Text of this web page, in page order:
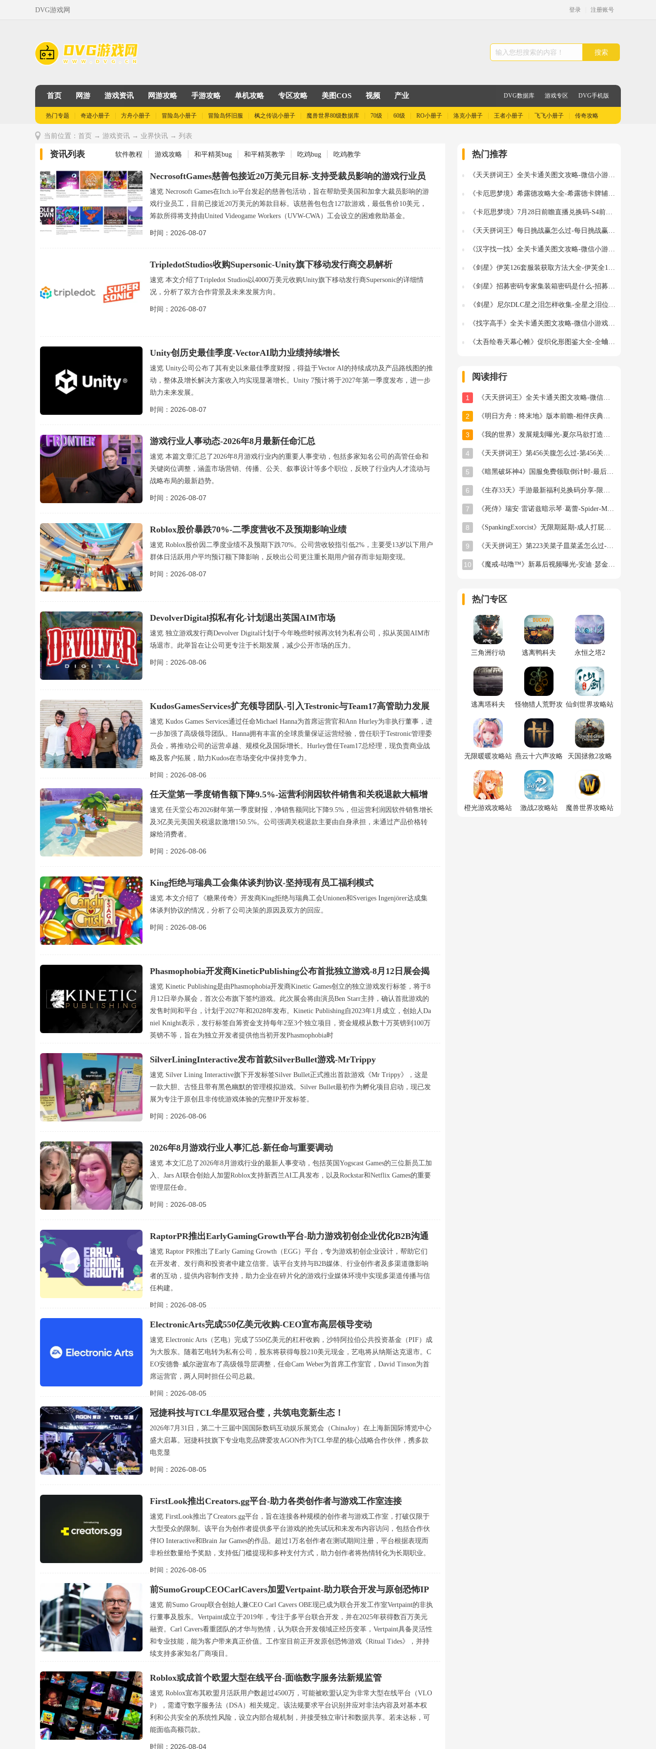
DVG游戏网 登录 注册账号
搜索
首页 网游 游戏资讯 网游攻略 手游攻略 单机攻略 专区攻略 美图COS 视频 产业 DVG数据库 游戏专区 DVG手机版
热门专题 奇迹小册子 方舟小册子 冒险岛小册子 冒险岛怀旧服 枫之传说小册子 魔兽世界80级数据库 70级 60级 RO小册子 洛克小册子 王者小册子 飞飞小册子 传奇攻略
当前位置： 首页 → 游戏资讯 → 业界快讯 → 列表
资讯列表 软件教程 游戏攻略 和平精英bug 和平精英教学 吃鸡bug 吃鸡教学
NecrosoftGames慈善包接近20万美元目标-支持受裁员影响的游戏行业员
工
速览 Necrosoft Games在Itch.io平台发起的慈善包活动，旨在帮助受美国和加拿大裁员影响的游
戏行业员工，目前已接近20万美元的筹款目标。该慈善包包含127款游戏，最低售价10美元，
筹款所得将支持由United Videogame Workers（UVW-CWA）工会设立的困难救助基金。
时间：2026-08-07
TripledotStudios收购Supersonic-Unity旗下移动发行商交易解析
速览 本文介绍了Tripledot Studios以4000万美元收购Unity旗下移动发行商Supersonic的详细情
况，分析了双方合作背景及未来发展方向。
时间：2026-08-07
Unity创历史最佳季度-VectorAI助力业绩持续增长
速览 Unity公司公布了其有史以来最佳季度财报，得益于Vector AI的持续成功及产品路线图的推
动，整体及增长解决方案收入均实现显著增长。Unity 7预计将于2027年第一季度发布，进一步
助力未来发展。
时间：2026-08-07
游戏行业人事动态-2026年8月最新任命汇总
速览 本篇文章汇总了2026年8月游戏行业内的重要人事变动，包括多家知名公司的高管任命和
关键岗位调整，涵盖市场营销、传播、公关、叙事设计等多个职位，反映了行业内人才流动与
战略布局的最新趋势。
时间：2026-08-07
Roblox股价暴跌70%-二季度营收不及预期影响业绩
速览 Roblox股价因二季度业绩不及预期下跌70%。公司营收较指引低2%，主要受13岁以下用户
群体日活跃用户平均预订额下降影响，反映出公司更注重长期用户留存而非短期变现。
时间：2026-08-07
DevolverDigital拟私有化-计划退出英国AIM市场
速览 独立游戏发行商Devolver Digital计划于今年晚些时候再次转为私有公司，拟从英国AIM市
场退市。此举旨在让公司更专注于长期发展，减少公开市场的压力。
时间：2026-08-06
KudosGamesServices扩充领导团队-引入Testronic与Team17高管助力发展
速览 Kudos Games Services通过任命Michael Hanna为首席运营官和Ann Hurley为非执行董事，进
一步加强了高级领导团队。Hanna拥有丰富的全球质量保证运营经验，曾任职于Testronic管理委
员会，将推动公司的运营卓越、规模化及国际增长。Hurley曾任Team17总经理，现负责商业战
略及客户拓展，助力Kudos在市场变化中保持竞争力。
时间：2026-08-06
任天堂第一季度销售额下降9.5%-运营利润因软件销售和关税退款大幅增
长
速览 任天堂公布2026财年第一季度财报，净销售额同比下降9.5%，但运营利润因软件销售增长
及3亿美元美国关税退款激增150.5%。公司强调关税退款主要由自身承担，未通过产品价格转
嫁给消费者。
时间：2026-08-06
King拒绝与瑞典工会集体谈判协议-坚持现有员工福利模式
速览 本文介绍了《糖果传奇》开发商King拒绝与瑞典工会Unionen和Sveriges Ingenjörer达成集
体谈判协议的情况，分析了公司决策的原因及双方的回应。
时间：2026-08-06
Phasmophobia开发商KineticPublishing公布首批独立游戏-8月12日展会揭
晓
速览 Kinetic Publishing是由Phasmophobia开发商Kinetic Games创立的独立游戏发行标签，将于8
月12日举办展会，首次公布旗下签约游戏。此次展会将由演员Ben Starr主持，确认首批游戏的
发售时间和平台，计划于2027年和2028年发布。Kinetic Publishing自2023年1月成立，创始人Da
niel Knight表示，发行标签自筹资金支持每年2至3个独立项目，资金规模从数十万英镑到100万
英镑不等，旨在为独立开发者提供他当初开发Phasmophobia时
SilverLiningInteractive发布首款SilverBullet游戏-MrTrippy
速览 Silver Lining Interactive旗下开发标签Silver Bullet正式推出首款游戏《Mr Trippy》，这是
一款大胆、古怪且带有黑色幽默的管理模拟游戏。Silver Bullet最初作为孵化项目启动，现已发
展为专注于原创且非传统游戏体验的完整IP开发标签。
时间：2026-08-06
2026年8月游戏行业人事汇总-新任命与重要调动
速览 本文汇总了2026年8月游戏行业的最新人事变动，包括英国Yogscast Games的三位新员工加
入、Jars AI联合创始人加盟Roblox支持新西兰AI工具发布，以及Rockstar和Netflix Games的重要
管理层任命。
时间：2026-08-05
RaptorPR推出EarlyGamingGrowth平台-助力游戏初创企业优化B2B沟通
速览 Raptor PR推出了Early Gaming Growth（EGG）平台，专为游戏初创企业设计，帮助它们
在开发者、发行商和投资者中建立信誉。该平台支持与B2B媒体、行业创作者及多渠道微影响
者的互动，提供内容制作支持，助力企业在碎片化的游戏行业媒体环境中实现多渠道传播与信
任构建。
时间：2026-08-05
ElectronicArts完成550亿美元收购-CEO宣布高层领导变动
速览 Electronic Arts（艺电）完成了550亿美元的杠杆收购，沙特阿拉伯公共投资基金（PIF）成
为大股东。随着艺电转为私有公司，股东将获得每股210美元现金，艺电将从纳斯达克退市。C
EO安德鲁·威尔逊宣布了高级领导层调整，任命Cam Weber为首席工作室官，David Tinson为首
席运营官，两人同时担任公司总裁。
时间：2026-08-05
冠捷科技与TCL华星双冠合璧，共筑电竞新生态！
2026年7月31日，第二十三届中国国际数码互动娱乐展览会（ChinaJoy）在上海新国际博览中心
盛大启幕。冠捷科技旗下专业电竞品牌爱攻AGON作为TCL华星的核心战略合作伙伴，携多款
电竞显
时间：2026-08-05
FirstLook推出Creators.gg平台-助力各类创作者与游戏工作室连接
速览 FirstLook推出了Creators.gg平台，旨在连接各种规模的创作者与游戏工作室，打破仅限于
大型受众的限制。该平台为创作者提供多平台游戏的抢先试玩和未发布内容访问，包括合作伙
伴IO Interactive和Brain Jar Games的作品。超过1万名创作者在测试期间注册，平台根据表现而
非粉丝数量给予奖励，支持低门槛提现和多种支付方式，助力创作者将热情转化为长期职业。
时间：2026-08-05
前SumoGroupCEOCarlCavers加盟Vertpaint-助力联合开发与原创恐怖IP
速览 前Sumo Group联合创始人兼CEO Carl Cavers OBE现已成为联合开发工作室Vertpaint的非执
行董事及股东。Vertpaint成立于2019年，专注于多平台联合开发，并在2025年获得数百万美元
融资。Carl Cavers看重团队的才华与热情，认为联合开发领域正经历变革，Vertpaint具备灵活性
和专业技能，能为客户带来真正价值。工作室目前正开发原创恐怖游戏《Ritual Tides》，并持
续支持多家知名厂商项目。
Roblox或成首个欧盟大型在线平台-面临数字服务法新规监管
速览 Roblox宣布其欧盟月活跃用户数超过4500万，可能被欧盟认定为非常大型在线平台（VLO
P），需遵守数字服务法（DSA）相关规定。该法规要求平台识别并应对非法内容及对基本权
利和公共安全的系统性风险，设立内部合规机制，并接受独立审计和数据共享。若未达标，可
能面临高额罚款。
时间：2026-08-04
热门推荐
《天天拼词王》全关卡通关图文攻略-微信小游戏最新最全关卡通关图文攻略
《卡厄思梦境》希露德攻略大全-希露德卡牌辅战潜能记忆碎片图文攻略
《卡厄思梦境》7月28日前瞻直播兑换码-S4前瞻直播兑换码
《天天拼词王》每日挑战赢怎么过-每日挑战赢找出16个常用字图文攻略
《汉字找一找》全关卡通关图文攻略-微信小游戏最新最全关卡图文攻略
《剑星》伊芙126套服装获取方法大全-伊芙全126套服装图鉴及获得方法大全
《剑星》招募密码专家集装箱密码是什么-招募密码专家任务流程图文攻略
《剑星》尼尔DLC星之泪怎样收集-全星之泪位置图文攻略
《找字高手》全关卡通关图文攻略-微信小游戏最新最全关卡图文攻略
《太吾绘卷天幕心帷》促织化形图鉴大全-全蛐蛐化形外观属性助战指令图鉴大全
阅读排行
1 《天天拼词王》全关卡通关图文攻略-微信小游戏最新最全关卡通关图文攻略
2 《明日方舟：终末地》版本前瞻-相伴庆典与新干员登场
3 《我的世界》发展规划曝光-夏尔马欲打造全球创作平台
4 《天天拼词王》第456关腹怎么过-第456关腹找出12个常用字图文攻略
5 《暗黑破坏神4》国服免费领取倒计时-最后一周零成本入坑机会
6 《生存33天》手游最新福利兑换码分享-限时领取补给
7 《死侍》瑞安·雷诺兹暗示琴·葛蕾-Spider-Man新作角色猜测升温
8 《SpankingExorcist》无限期延期-成人打屁股除灵游戏遭Steam审核阻碍
9 《天天拼词王》第223关菜子皿菜孟怎么过-第223关菜子皿菜孟找出19个常用字图文攻略
10 《魔戒-咕噜™》新幕后视频曝光-安迪·瑟金斯重返中土世界
热门专区
三角洲行动 逃离鸭科夫 永恒之塔2
逃离塔科夫
怪物猎人荒野攻 仙剑世界攻略站
无限暖暖攻略站 燕云十六声攻略
天国拯救2攻略
橙光游戏攻略站 激战2攻略站 魔兽世界攻略站